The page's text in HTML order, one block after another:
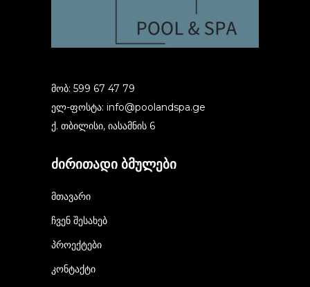
მობ: 599 67 47 79
ელ-ფოსტა: info@poolandspa.ge
ქ. თბილისი, იასამნის 6
ძირითადი ბმულები
მთავარი
ჩვენ შესახებ
პროექტები
კონტაქტი